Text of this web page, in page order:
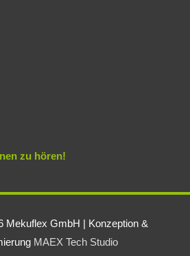
zu hören!
Mekuflex GmbH | Konzeption &
MAEX Tech Studio